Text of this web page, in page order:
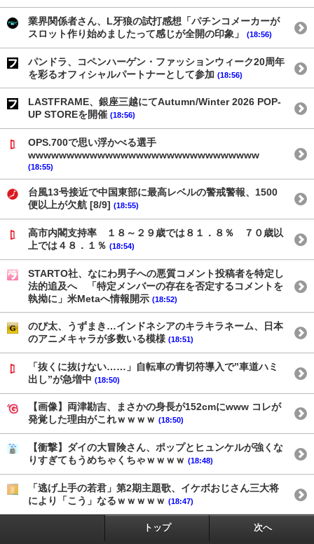
業界関係者さん、L牙狼の試打感想「パチンコメーカーが
スロット作り始めましたって感じが全開の印象」
(18:56)
パンドラ、コペンハーゲン・ファッションウィーク20周年
を彩るオフィシャルパートナーとして参加 (18:56)
LASTFRAME、銀座三越にてAutumn/Winter 2026 POP-
UP STOREを開催 (18:56)
OPS.700で思い浮かべる選手
wwwwwwwwwwwwwwwwwwwwwwwwwwwwww
(18:55)
台風13号接近で中国東部に最高レベルの警戒警報、1500
便以上が欠航 [8/9] (18:55)
高市内閣支持率 １８～２９歳では８１．８％ ７０歳以
上では４８．１％ (18:54)
STARTO社、なにわ男子への悪質コメント投稿者を特定し
法的追及へ 「特定メンバーの存在を否定するコメントを
執拗に」米Metaへ情報開示 (18:52)
のび太、うずまき…インドネシアのキラキラネーム、日本
のアニメキャラが多数いる模様 (18:51)
「抜くに抜けない……」自転車の青切符導入で”車道ハミ
出し”が急増中 (18:50)
【画像】両津勘吉、まさかの身長が152cmにwww コレが
発覚した理由がこれｗｗｗｗ (18:50)
【衝撃】ダイの大冒険さん、ポップとヒュンケルが強くな
りすぎてもうめちゃくちゃｗｗｗｗ (18:48)
「逃げ上手の若君」第2期主題歌、イケボおじさん三大将
により「こう」なるｗｗｗｗｗ (18:47)
トップ 次へ